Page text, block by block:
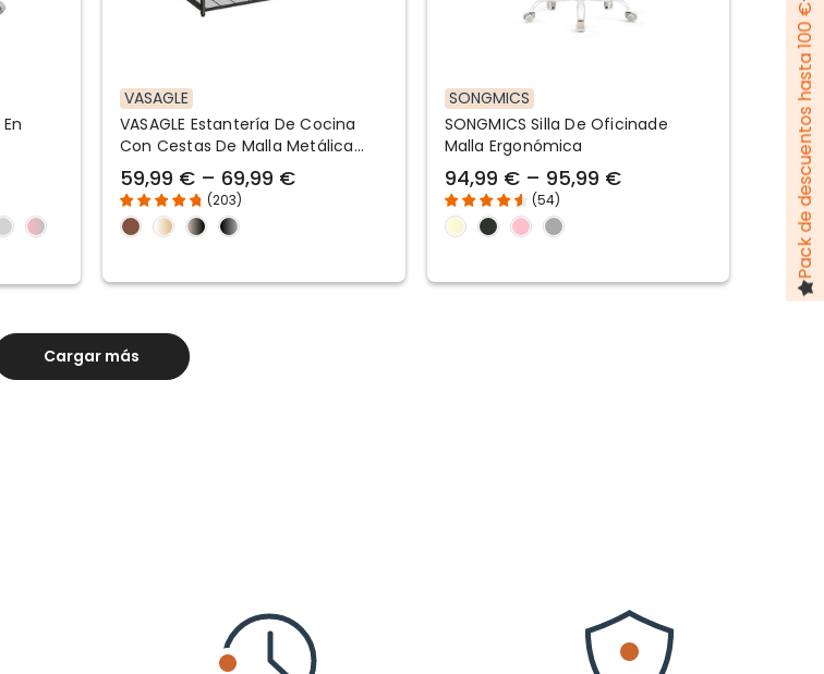
VASAGLE
VASAGLE Estantería De Cocina
Con Cestas De Malla Metálica
Con Estantes Y Ganchos
59,99 € – 69,99 €
(203)
SONGMICS
SONGMICS Silla De Oficinade
Malla Ergonómica
94,99 € – 95,99 €
(54)
Cargar más
Pack de descuentos hasta 100 €